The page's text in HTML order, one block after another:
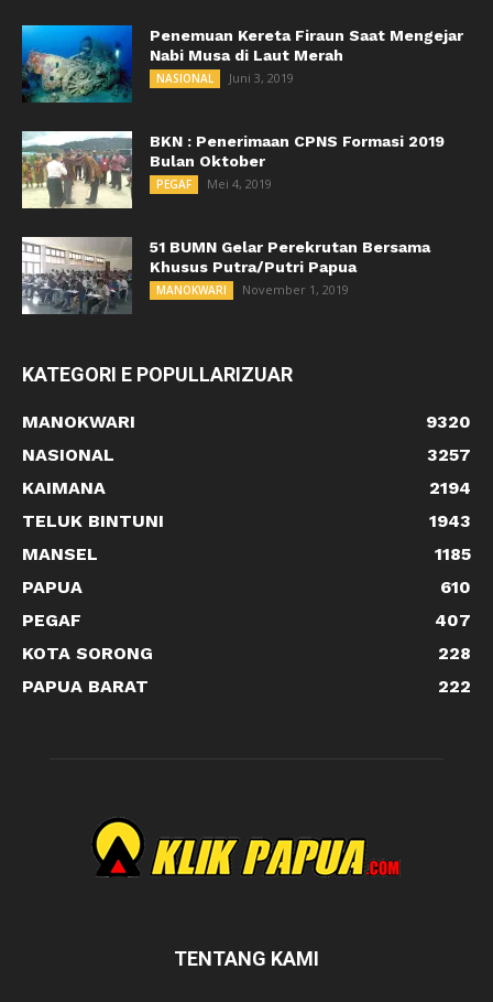
Penemuan Kereta Firaun Saat Mengejar
Nabi Musa di Laut Merah
NASIONAL Juni 3, 2019
BKN : Penerimaan CPNS Formasi 2019
Bulan Oktober
PEGAF Mei 4, 2019
51 BUMN Gelar Perekrutan Bersama
Khusus Putra/Putri Papua
MANOKWARI November 1, 2019
KATEGORI E POPULLARIZUAR
MANOKWARI
9320
NASIONAL
3257
KAIMANA
2194
TELUK BINTUNI
1943
MANSEL
1185
PAPUA
610
PEGAF
407
KOTA SORONG
228
PAPUA BARAT
222
TENTANG KAMI